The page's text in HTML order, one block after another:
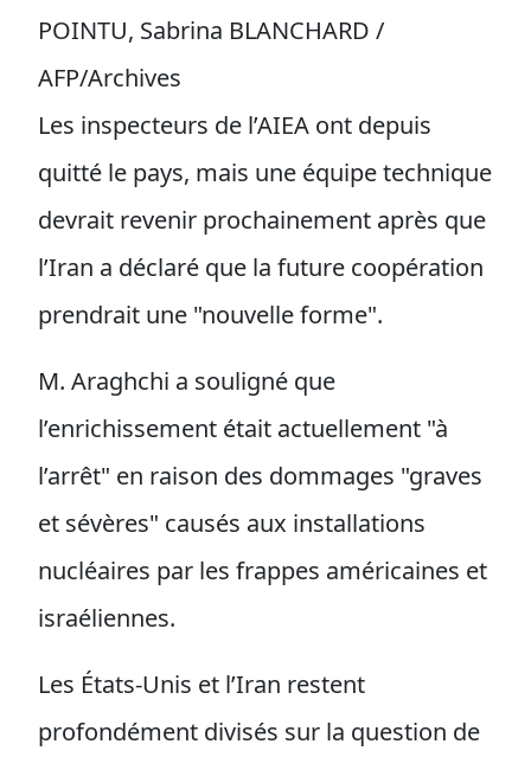
POINTU, Sabrina BLANCHARD /
AFP/Archives
Les inspecteurs de l’AIEA ont depuis
quitté le pays, mais une équipe technique
devrait revenir prochainement après que
l’Iran a déclaré que la future coopération
prendrait une "nouvelle forme".
M. Araghchi a souligné que
l’enrichissement était actuellement "à
l’arrêt" en raison des dommages "graves
et sévères" causés aux installations
nucléaires par les frappes américaines et
israéliennes.
Les États-Unis et l’Iran restent
profondément divisés sur la question de